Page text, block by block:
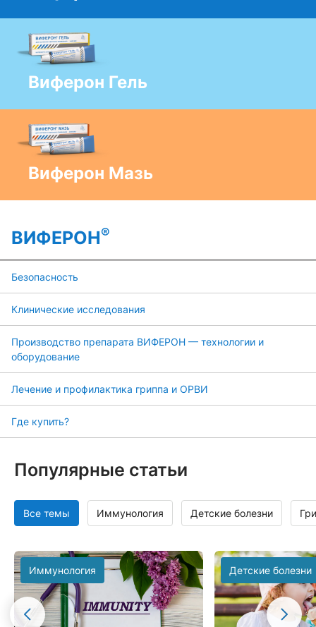
Виферон Гель
Виферон Мазь
ВИФЕРОН®
Безопасность
Клинические исследования
Производство препарата ВИФЕРОН — технологии и
оборудование
Лечение и профилактика гриппа и ОРВИ
Где купить?
Популярные статьи
Все темы Иммунология Детские болезни
Иммунология Детские болезни